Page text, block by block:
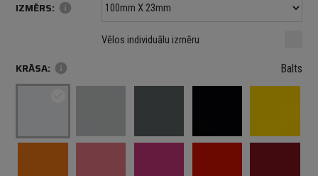
IZMĒRS: info
mm mm
Maksimālais izmērs: 1000 mm
Vēlos individuālu izmēru
KRĀSA: info Balts